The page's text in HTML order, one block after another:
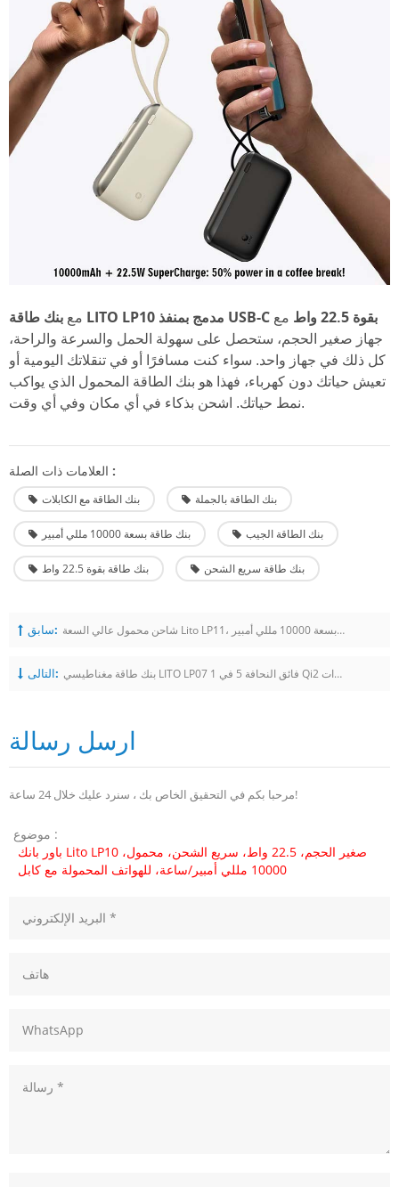
مع بنك طاقة LITO LP10 مدمج بمنفذ USB-C بقوة 22.5 واط
مع
جهاز صغير الحجم، ستحصل على سهولة الحمل والسرعة والراحة،
كل ذلك في جهاز واحد. سواء كنت مسافرًا أو في تنقلاتك اليومية أو
تعيش حياتك دون كهرباء، فهذا هو بنك الطاقة المحمول الذي يواكب
نمط حياتك. اشحن بذكاء في أي مكان وفي أي وقت.
العلامات ذات الصلة :
بنك الطاقة مع الكابلات بنك الطاقة بالجملة
بنك طاقة بسعة 10000 مللي أمبير بنك الطاقة الجيب
بنك طاقة بقوة 22.5 واط بنك طاقة سريع الشحن
سابق: شاحن محمول عالي السعة Lito LP11، شحن سريع، بنك طاقة نحيف بسعة 10000 مللي أمبير
التالى: بنك طاقة مغناطيسي LITO LP07 فائق النحافة 5 في 1 Qi2 بقوة 15 وات
ارسل رسالة
مرحبا بكم في التحقيق الخاص بك ، سنرد عليك خلال 24 ساعة!
موضوع :
باور بانك Lito LP10 صغير الحجم، 22.5 واط، سريع الشحن، محمول،
10000 مللي أمبير/ساعة، للهواتف المحمولة مع كابل